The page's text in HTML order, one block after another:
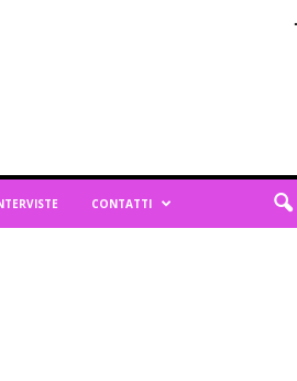
CONTATTI